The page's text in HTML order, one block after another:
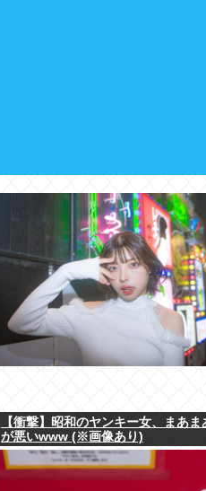
【衝撃】昭和のヤンキー女、まあま
が悪いwww (※画像あり)